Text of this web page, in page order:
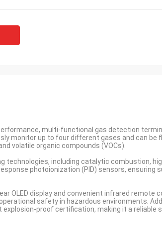
multi-functional gas detection
monitor up to four different gases and can be
volatile organic compounds (VOCs).
technologies, including catalytic combustion,
photoionization (PID) sensors, ensuring
OLED display and convenient infrared remote
safety in hazardous environments.
proof certification, making it a reliable